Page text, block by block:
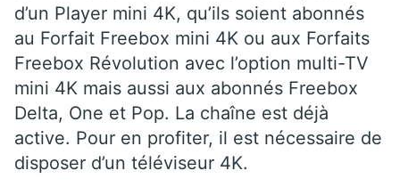
d’un Player mini 4K, qu’ils soient abonnés
au Forfait Freebox mini 4K ou aux Forfaits
Freebox Révolution avec l’option multi-TV
mini 4K mais aussi aux abonnés Freebox
Delta, One et Pop. La chaîne est déjà
active. Pour en profiter, il est nécessaire de
disposer d’un téléviseur 4K.